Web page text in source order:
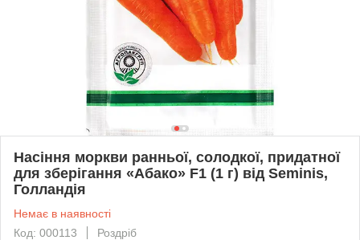
Насіння моркви ранньої, солодкої, придатної
для зберігання «Абако» F1 (1 г) від Seminis,
Голландія
Немає в наявності
Код: 000113
Роздріб